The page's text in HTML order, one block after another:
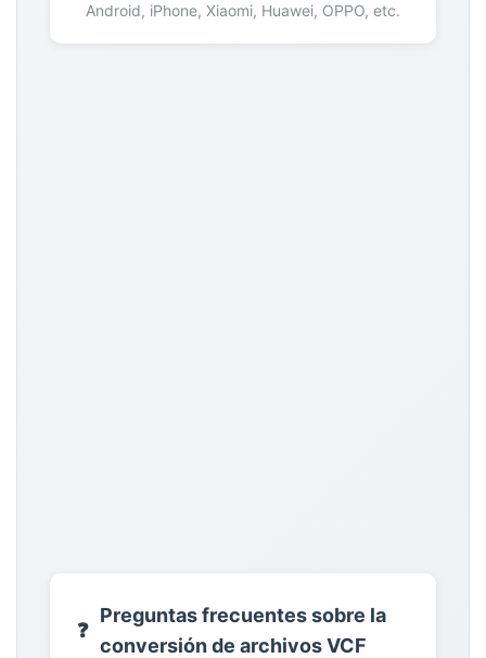
Android, iPhone, Xiaomi, Huawei, OPPO, etc.
❓
Preguntas frecuentes sobre la
conversión de archivos VCF